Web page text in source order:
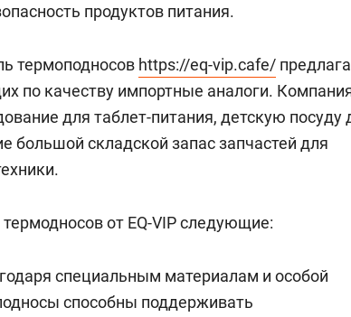
продуктов питания.
термоподносов https://eq-vip.cafe/
по качеству импортные аналоги.
для таблет-питания, детскую посуду
большой складской запас запчастей для
от EQ-VIP следующие:
специальным материалам и особой
способны поддерживать
Опыт выживания в дикой
природе, работа
с ментальным и физическим
состоянием как основа
Мексика,
и вагон
в